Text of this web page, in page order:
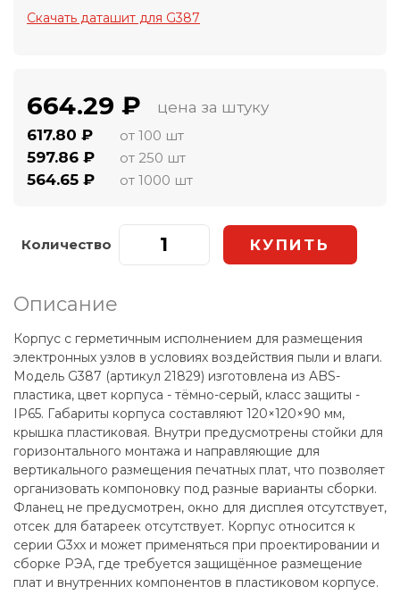
Скачать даташит для G387
664.29 ₽
цена за штуку
617.80 ₽
от 100 шт
597.86 ₽ от 250 шт
564.65 ₽ от 1000 шт
Количество
Описание
Корпус с герметичным исполнением для размещения
электронных узлов в условиях воздействия пыли и влаги.
Модель G387 (артикул 21829) изготовлена из ABS-
пластика, цвет корпуса - тёмно-серый, класс защиты -
IP65. Габариты корпуса составляют 120×120×90 мм,
крышка пластиковая. Внутри предусмотрены стойки для
горизонтального монтажа и направляющие для
вертикального размещения печатных плат, что позволяет
организовать компоновку под разные варианты сборки.
Фланец не предусмотрен, окно для дисплея отсутствует,
отсек для батареек отсутствует. Корпус относится к
серии G3xx и может применяться при проектировании и
сборке РЭА, где требуется защищённое размещение
плат и внутренних компонентов в пластиковом корпусе.